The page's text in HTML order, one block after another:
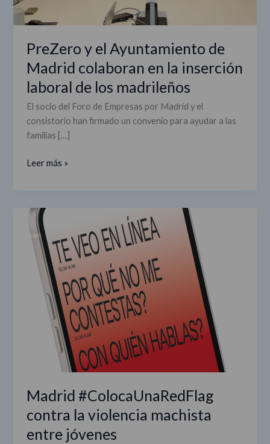
PreZero y el Ayuntamiento de
Madrid colaboran en la inserción
laboral de los madrileños
El socio del Foro de Empresas por Madrid y el
consistorio han firmado un convenio para ayudar a las
familias […]
laboral
de
los
madrileños
Leer más »
Madrid #ColocaUnaRedFlag
contra la violencia machista
entre jóvenes
Madrid
#ColocaUnaRedFlag
contra
violencia
machista
entre
jóvenes